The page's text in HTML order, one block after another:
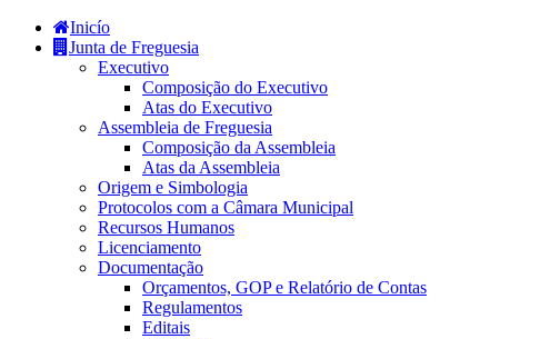
Inicío
Junta de Freguesia
Executivo
Composição do Executivo
Atas do Executivo
Assembleia de Freguesia
Composição da Assembleia
Atas da Assembleia
Origem e Simbologia
Protocolos com a Câmara Municipal
Recursos Humanos
Licenciamento
Documentação
Orçamentos, GOP e Relatório de Contas
Regulamentos
Editais